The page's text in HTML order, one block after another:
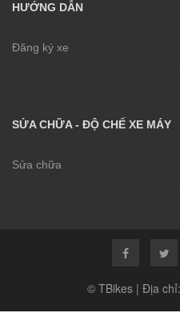
HƯỚNG DẪN
Đăng ký xe
SỬA CHỮA - ĐỘ CHẾ XE MÁY
Sửa chữa
© TBikes | Địa